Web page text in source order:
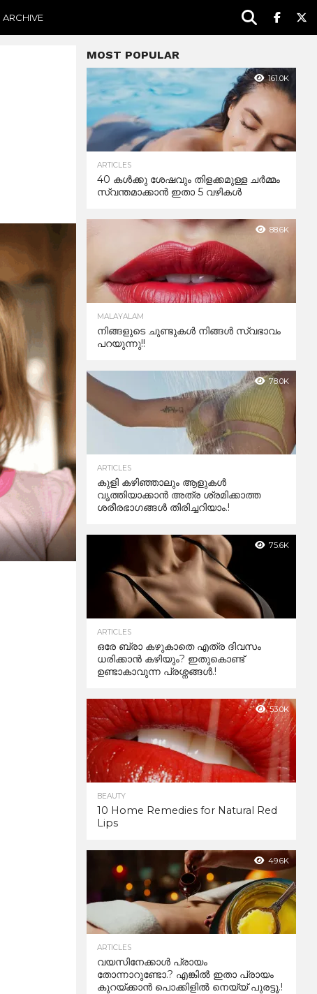
ARCHIVE
MOST POPULAR
161.0K
ARTICLES
40 കൾക്കു ശേഷവും തിളക്കമുള്ള ചർമ്മം
സ്വന്തമാക്കാൻ ഇതാ 5 വഴികൾ
88.6K
MALAYALAM
നിങ്ങളുടെ ചുണ്ടുകൾ നിങ്ങൾ സ്വഭാവം
പറയുന്നു!!
78.0K
ARTICLES
കുളി കഴിഞ്ഞാലും ആളുകള്‍
വൃത്തിയാക്കാന്‍ അത്ര ശ്രമിക്കാത്ത
ശരീരഭാഗങ്ങള്‍ തിരിച്ചറിയാം.!
75.6K
ARTICLES
ഒരേ ബ്രാ കഴുകാതെ എത്ര ദിവസം
ധരിക്കാൻ കഴിയും? ഇതുകൊണ്ട്
ഉണ്ടാകാവുന്ന പ്രശ്നങ്ങൾ.!
53.0K
BEAUTY
10 Home Remedies for Natural Red
Lips
49.6K
ARTICLES
വയസിനേക്കാൾ പ്രായം
തോന്നാറുണ്ടോ.? എങ്കിൽ ഇതാ പ്രായം
കുറയ്ക്കാന്‍ പൊക്കിളില്‍ നെയ്യ് പുരട്ടൂ.!